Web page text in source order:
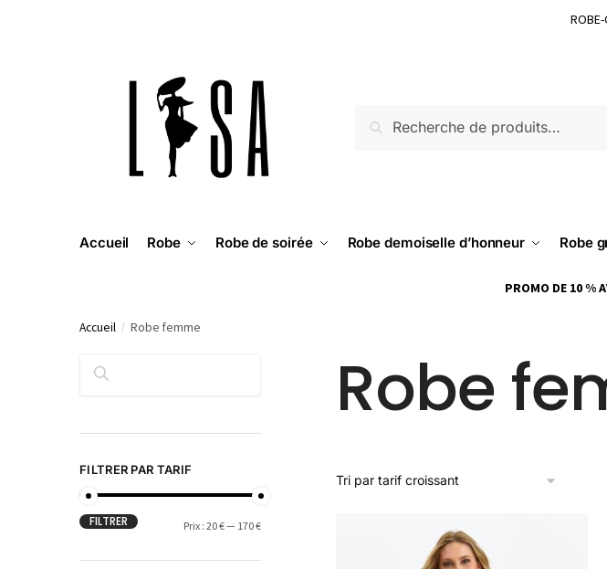
ROBE-
RECHERCHE
Accueil Robe Robe de soirée Robe demoiselle d’honneur Robe
PROMO DE 10 %
Accueil / Robe femme
Robe
FILTRER PAR TARIF
FILTRER Prix : 20 €— 170 €